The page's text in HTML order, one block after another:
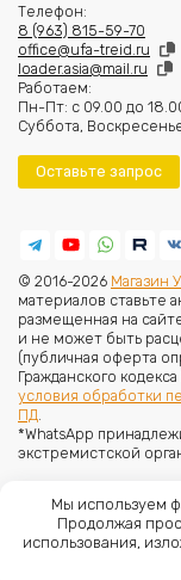
Телефон:
8 (963) 815-59-70
office@ufa-treid.ru
loader.asia@mail.ru
Работаем:
Пн-Пт: с 09.00 до
Суббота,
Оставьте запрос
© 2016-2026 Магазин
материалов ставьте
размещенная на
и не может быть
(публичная оферта
Гражданского
условия обработки
ПД.
*WhatsApp
экстремистской
Мы используем
Продолжая
использования,